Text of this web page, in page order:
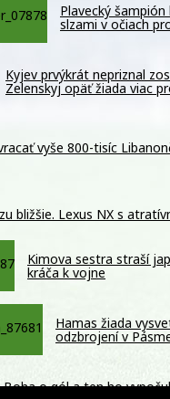
Plavecký
slzami v očiach
Kyjev prvýkrát nepriznal
Zelenskyj opäť žiada viac
vyše 800-tisíc
bližšie. Lexus NX s
Kimova sestra straší
kráča k vojne
Hamas žiada
odzbrojení v
Boha o gól a ten ho